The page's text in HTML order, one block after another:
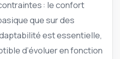
: le confort
que sur des
est essentielle,
d’évoluer en fonction